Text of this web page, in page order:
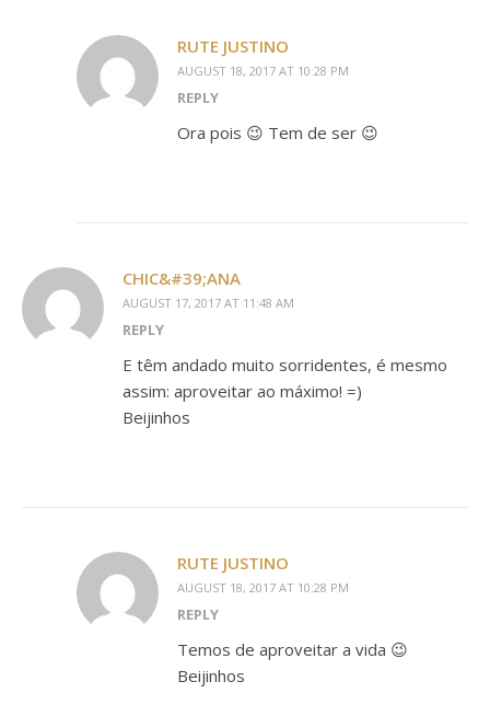
RUTE JUSTINO
AUGUST 18, 2017 AT 10:28 PM
REPLY
Ora pois 😉 Tem de ser 😉
CHIC&#39;ANA
AUGUST 17, 2017 AT 11:48 AM
REPLY
E têm andado muito sorridentes, é mesmo
assim: aproveitar ao máximo! =)
Beijinhos
RUTE JUSTINO
AUGUST 18, 2017 AT 10:28 PM
REPLY
Temos de aproveitar a vida 😉
Beijinhos